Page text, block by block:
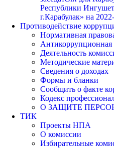
Республики
г.Карабулак» на
Противодействие
Нормативная
Антикоррупционная
Деятельность
Методические
Сведения о доходах
Формы и бланки
Сообщить о факте
Кодекс
О ЗАЩИТЕ
ТИК
Проекты НПА
О комиссии
Избирательные